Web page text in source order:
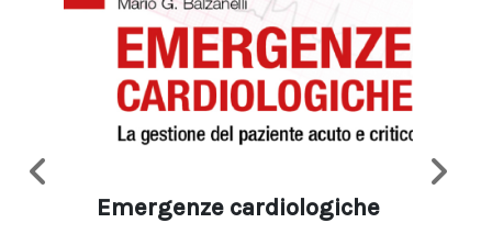
Emergenze cardiologiche